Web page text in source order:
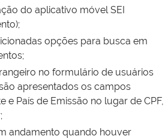
do aplicativo móvel SEI
opções para busca em
no formulário de usuários
apresentados os campos
e País de Emissão no lugar de CPF,
andamento quando houver